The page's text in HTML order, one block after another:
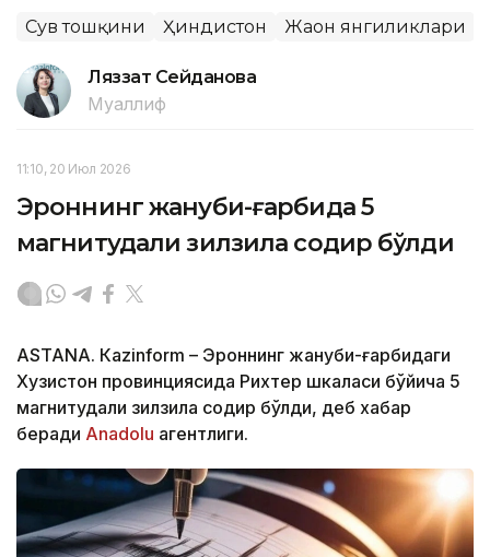
Сув тошқини Ҳиндистон Жаҳон янгиликлари
Ляззат Сейданова
Муаллиф
11:10, 20 Июл 2026
Эроннинг жануби-ғарбида 5
магнитудали зилзила содир бўлди
ASTANА. Кazinform – Эроннинг жануби-ғарбидаги
Хузистон провинциясида Рихтер шкаласи бўйича 5
магнитудали зилзила содир бўлди, деб хабар
беради Аnadolu агентлиги.